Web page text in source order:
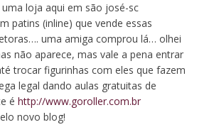
loja aqui em são josé-sc
patins (inline) que vende essas
uma amiga comprou lá… olhei
não aparece, mas vale a pena entrar
trocar figurinhas com eles que fazem
legal dando aulas gratuitas de
é http://www.goroller.com.br
novo blog!